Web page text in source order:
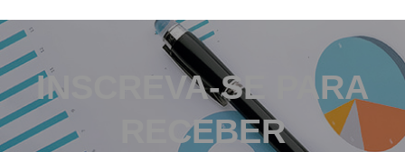
INSCREVA-SE PARA
RECEBER